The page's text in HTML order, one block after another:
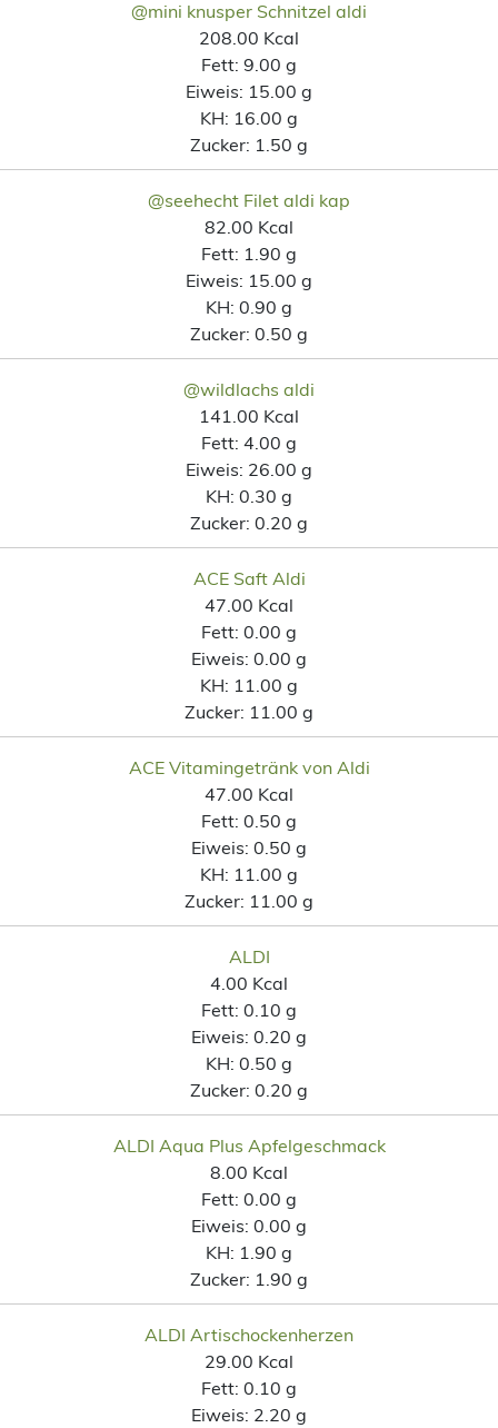
@mini knusper Schnitzel aldi
208.00 Kcal
Fett: 9.00 g
Eiweis: 15.00 g
KH: 16.00 g
Zucker: 1.50 g
@seehecht Filet aldi kap
82.00 Kcal
Fett: 1.90 g
Eiweis: 15.00 g
KH: 0.90 g
Zucker: 0.50 g
@wildlachs aldi
141.00 Kcal
Fett: 4.00 g
Eiweis: 26.00 g
KH: 0.30 g
Zucker: 0.20 g
ACE Saft Aldi
47.00 Kcal
Fett: 0.00 g
Eiweis: 0.00 g
KH: 11.00 g
Zucker: 11.00 g
ACE Vitamingetränk von Aldi
47.00 Kcal
Fett: 0.50 g
Eiweis: 0.50 g
KH: 11.00 g
Zucker: 11.00 g
ALDI
4.00 Kcal
Fett: 0.10 g
Eiweis: 0.20 g
KH: 0.50 g
Zucker: 0.20 g
ALDI Aqua Plus Apfelgeschmack
8.00 Kcal
Fett: 0.00 g
Eiweis: 0.00 g
KH: 1.90 g
Zucker: 1.90 g
ALDI Artischockenherzen
29.00 Kcal
Fett: 0.10 g
Eiweis: 2.20 g